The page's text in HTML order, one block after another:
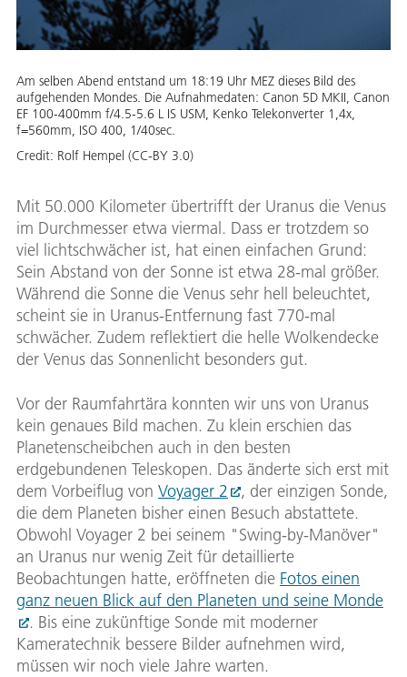
Am selben Abend entstand um 18:19 Uhr MEZ dieses Bild des
aufgehenden Mondes. Die Aufnahmedaten: Canon 5D MKII, Canon
EF 100-400mm f/4.5-5.6 L IS USM, Kenko Telekonverter 1,4x,
f=560mm, ISO 400, 1/40sec.
Credit: Rolf Hempel (CC-BY 3.0)
Mit 50.000 Kilometer übertrifft der Uranus die Venus
im Durchmesser etwa viermal. Dass er trotzdem so
viel lichtschwächer ist, hat einen einfachen Grund:
Sein Abstand von der Sonne ist etwa 28-mal größer.
Während die Sonne die Venus sehr hell beleuchtet,
scheint sie in Uranus-Entfernung fast 770-mal
schwächer. Zudem reflektiert die helle Wolkendecke
der Venus das Sonnenlicht besonders gut.
Vor der Raumfahrtära konnten wir uns von Uranus
kein genaues Bild machen. Zu klein erschien das
Planetenscheibchen auch in den besten
erdgebundenen Teleskopen. Das änderte sich erst mit
dem Vorbeiflug von Voyager 2
, der einzigen Sonde,
die dem Planeten bisher einen Besuch abstattete.
Obwohl Voyager 2 bei seinem "Swing-by-Manöver"
an Uranus nur wenig Zeit für detaillierte
Beobachtungen hatte, eröffneten die Fotos einen
ganz neuen Blick auf den Planeten und seine Monde
. Bis eine zukünftige Sonde mit moderner
Kameratechnik bessere Bilder aufnehmen wird,
müssen wir noch viele Jahre warten.